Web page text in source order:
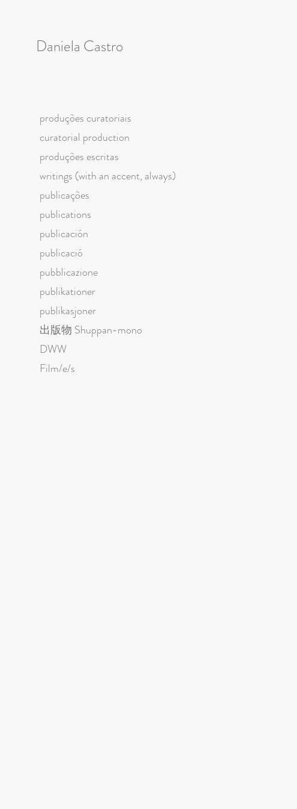
produções curatoriais
curatorial production
produções escritas
writings (with an accent, always)
publicações
publications
publicación
publicació
pubblicazione
publikationer
publikasjoner
出版物 Shuppan-mono
DWW
Film/e/s
Daniela Castro